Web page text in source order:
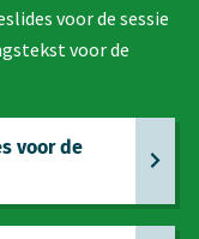
voor de sessie
voor de
voor de